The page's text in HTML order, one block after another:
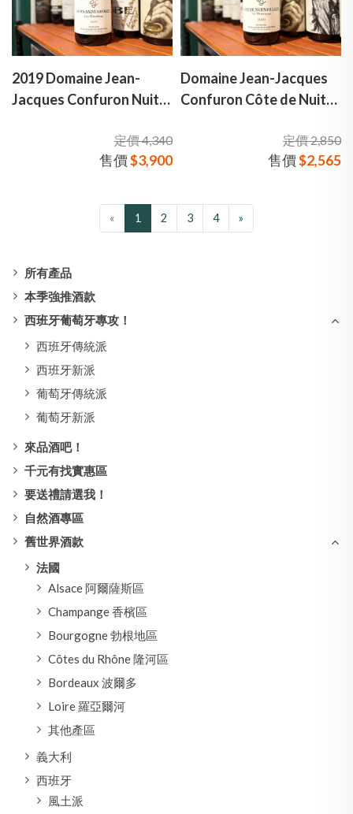
所有產品
本季強推酒款
西班牙葡萄牙專攻！
西班牙傳統派
西班牙新派
葡萄牙傳統派
葡萄牙新派
來品酒吧！
千元有找實惠區
要送禮請選我！
自然酒專區
舊世界酒款
法國
Alsace 阿爾薩斯區
Champange 香檳區
Bourgogne 勃根地區
Côtes du Rhône 隆河區
Bordeaux 波爾多
Loire 羅亞爾河
其他產區
義大利
西班牙
風土派
2019 Domaine Jean-
Jacques Confuron Nuits-
克．康菲隆酒莊 聖夜喬治
村莊級 弗勒里耶 紅酒
定價 4,340
售價$3,900
Domaine Jean-Jacques
Confuron Côte de Nuits-
隆酒莊 夜丘村莊級 蒙塔尼
定價 2,850
售價$2,565
« 1 2 3 4 »